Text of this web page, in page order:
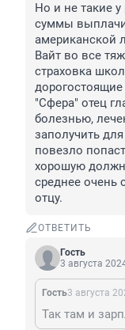
Но и не такие у
суммы
американской
Вайт во все
страховка
дорогостоящие
"Сфера" отец
болезнью,
заполучить
повезло
хорошую
среднее очень
отцу.
ОТВЕТИТЬ
Гость
3 августа
Гость3 августа
Так там и